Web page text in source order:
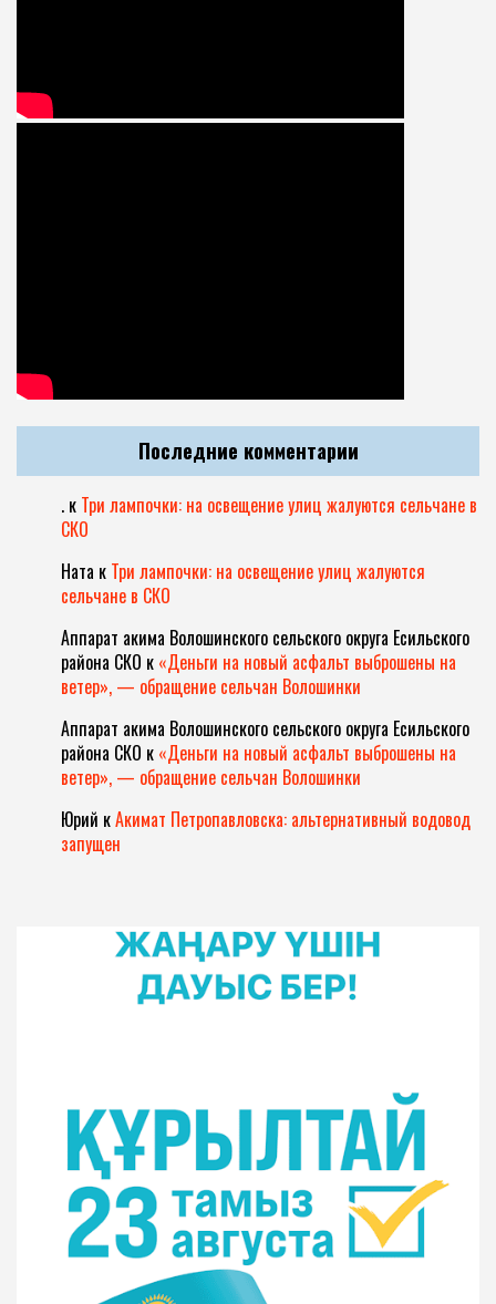
Последние комментарии
. к Три лампочки: на освещение улиц жалуются сельчане в
СКО
Ната к Три лампочки: на освещение улиц жалуются
сельчане в СКО
Аппарат акима Волошинского сельского округа Есильского
района СКО к «Деньги на новый асфальт выброшены на
ветер», — обращение сельчан Волошинки
Аппарат акима Волошинского сельского округа Есильского
района СКО к «Деньги на новый асфальт выброшены на
ветер», — обращение сельчан Волошинки
Юрий кАкимат Петропавловска: альтернативный водовод
запущен